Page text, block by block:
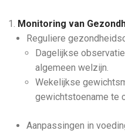
Monitoring van
Reguliere
Dagelijkse
algemeen welzijn.
Wekelijkse
gewichtstoename te
Aanpassingen in